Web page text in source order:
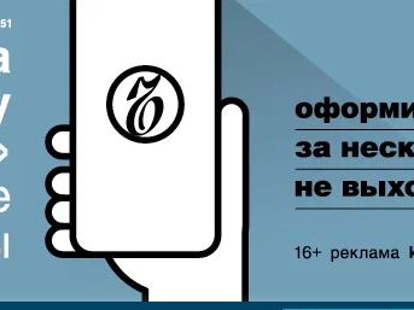
Реклама в «Ъ» www.kommersant.ru/ad